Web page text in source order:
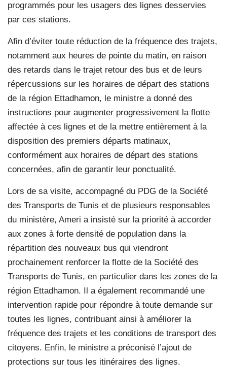
programmés pour les usagers des lignes desservies
par ces stations.
Afin d’éviter toute réduction de la fréquence des trajets,
notamment aux heures de pointe du matin, en raison
des retards dans le trajet retour des bus et de leurs
répercussions sur les horaires de départ des stations
de la région Ettadhamon, le ministre a donné des
instructions pour augmenter progressivement la flotte
affectée à ces lignes et de la mettre entièrement à la
disposition des premiers départs matinaux,
conformément aux horaires de départ des stations
concernées, afin de garantir leur ponctualité.
Lors de sa visite, accompagné du PDG de la Société
des Transports de Tunis et de plusieurs responsables
du ministère, Ameri a insisté sur la priorité à accorder
aux zones à forte densité de population dans la
répartition des nouveaux bus qui viendront
prochainement renforcer la flotte de la Société des
Transports de Tunis, en particulier dans les zones de la
région Ettadhamon. Il a également recommandé une
intervention rapide pour répondre à toute demande sur
toutes les lignes, contribuant ainsi à améliorer la
fréquence des trajets et les conditions de transport des
citoyens. Enfin, le ministre a préconisé l’ajout de
protections sur tous les itinéraires des lignes.